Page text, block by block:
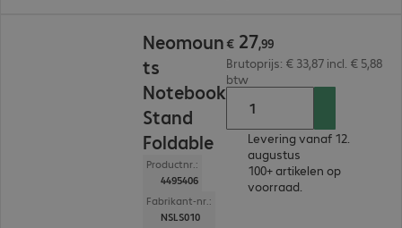
Neomoun
ts
Notebook
Stand
Foldable
Productnr.:
4495406
Fabrikant-nr.:
NSLS010
€ 27,99
Brutoprijs: € 33,87 incl. € 5,88
btw
Levering vanaf 12.
augustus
100+ artikelen op
voorraad.